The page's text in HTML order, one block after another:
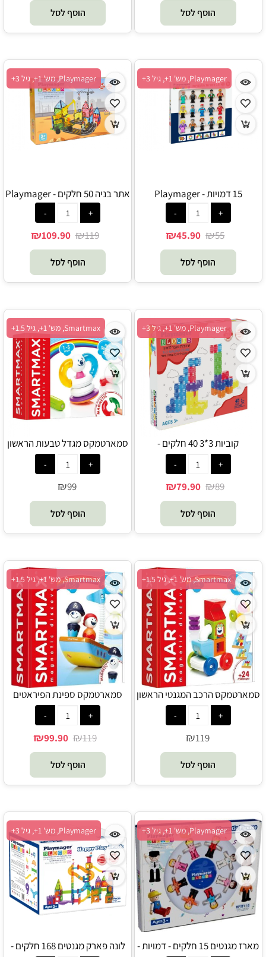
הוסף לסל הוסף לסל
Playmager, מש' 1+, גיל 3+
15 דמויות - Playmager
₪55
₪45.90
הוסף לסל
Playmager, מש' 1+, גיל 3+
אתר בניה 50 חלקים - Playmager
₪119
₪109.90
הוסף לסל
Playmager, מש' 1+, גיל 3+
קוביות 3*3 40 חלקים -
Playmager
₪89
₪79.90
הוסף לסל
Smartmax, מש' 1+, גיל 1.5+
סמארטמקס מגדל טבעות הראשון
₪99
הוסף לסל
Smartmax, מש' 1+, גיל 1.5+
סמארטמקס הרכב המגנטי הראשון
₪119
הוסף לסל
Smartmax, מש' 1+, גיל 1.5+
סמארטמקס ספינת הפיראטים
הראשונה שלי - Smartmax -
FOXMIND
₪119
₪99.90
הוסף לסל
Playmager, מש' 1+, גיל 3+
מארז מגנטים 15 חלקים - דמויות -
Playmager, מש' 1+, גיל 3+
לונה פארק מגנטים 168 חלקים -